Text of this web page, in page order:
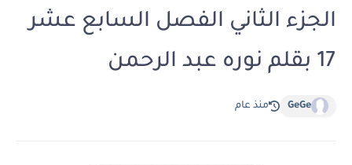
الجزء الثاني الفصل السابع عشر
17 بقلم نوره عبد الرحمن
GeGe منذ عام